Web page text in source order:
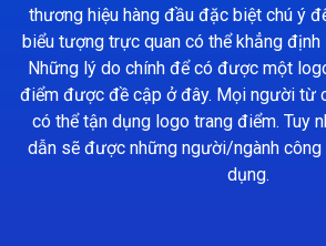
thương hiệu hàng đầu đặc biệt chú ý
biểu tượng trực quan có thể khẳng
Những lý do chính để có được một
điểm được đề cập ở đây. Mọi người từ
có thể tận dụng logo trang điểm. Tuy
dẫn sẽ được những người/ngành
dụng.